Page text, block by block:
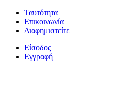
Ταυτότητα
Επικοινωνία
Διαφημιστείτε
Είσοδος
Εγγραφή